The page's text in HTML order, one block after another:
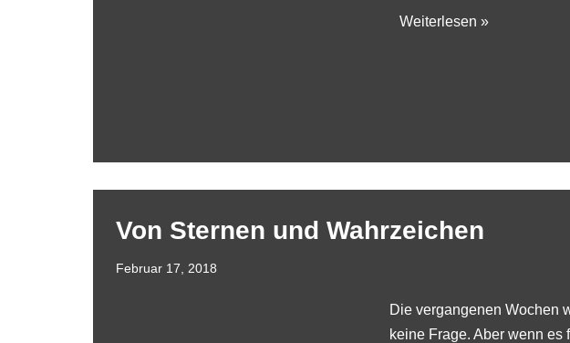
Weiterlesen »
Von Sternen und Wahrzeichen
Februar 17, 2018
Die vergangenen Wochen
keine Frage. Aber wenn